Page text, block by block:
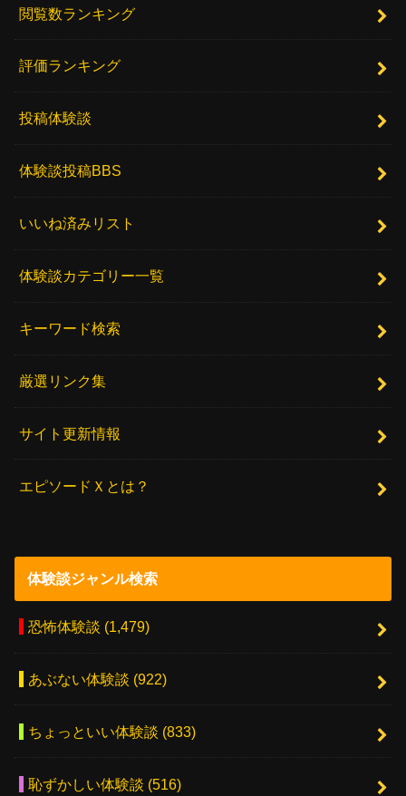
閲覧数ランキング
評価ランキング
投稿体験談
体験談投稿BBS
いいね済みリスト
体験談カテゴリー一覧
キーワード検索
厳選リンク集
サイト更新情報
エピソードＸとは？
体験談ジャンル検索
恐怖体験談 (1,479)
あぶない体験談 (922)
ちょっといい体験談 (833)
恥ずかしい体験談 (516)